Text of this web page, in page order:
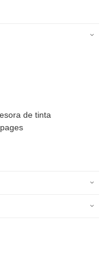
de tinta